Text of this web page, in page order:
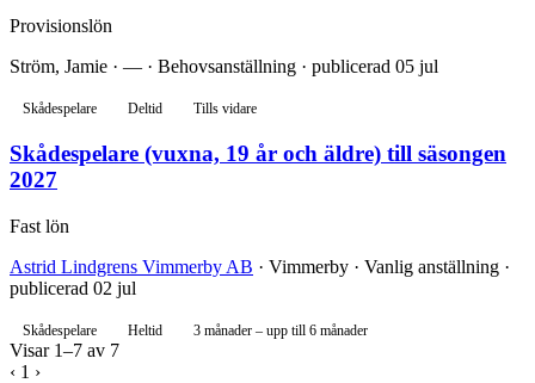
Provisionslön
Ström, Jamie · — · Behovsanställning · publicerad 05 jul
Skådespelare Deltid Tills vidare
Skådespelare (vuxna, 19 år och äldre) till säsongen
2027
Fast lön
Astrid Lindgrens Vimmerby AB · Vimmerby · Vanlig anställning ·
publicerad 02 jul
Skådespelare Heltid 3 månader – upp till 6 månader
Visar 1–7 av 7
‹ 1 ›